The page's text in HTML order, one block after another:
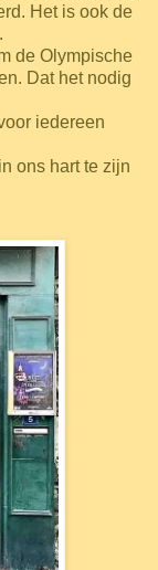
Het is ook de
de Olympische
Dat het nodig
iedereen
ons hart te zijn